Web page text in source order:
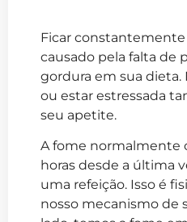
Ficar
causado pela falta de
gordura em sua
ou estar estressada
seu apetite.
A fome normalmente
horas desde a última
uma refeição. Isso é
nosso mecanismo de